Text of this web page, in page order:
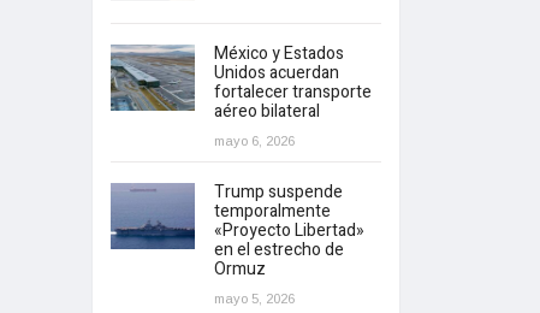
México y Estados
Unidos acuerdan
fortalecer transporte
aéreo bilateral
mayo 6, 2026
Trump suspende
temporalmente
«Proyecto Libertad»
en el estrecho de
Ormuz
mayo 5, 2026